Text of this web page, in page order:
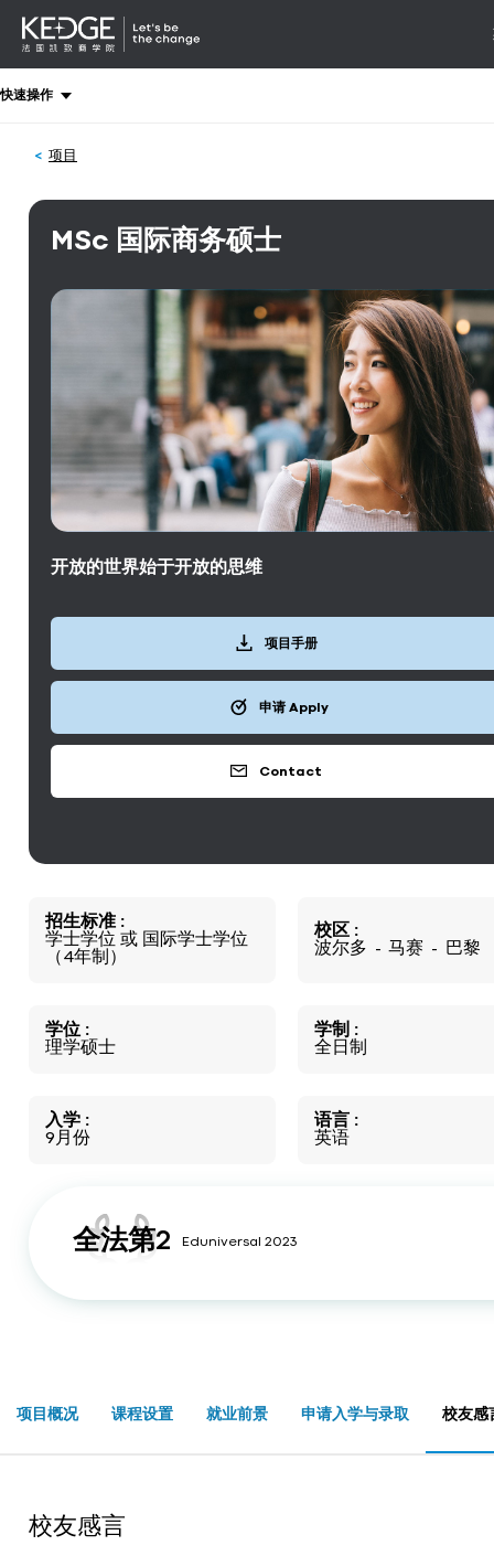
Kedge
School
快速操作
项目
MSc 国际商务硕士
开放的世界始于开放的思维
项目手册
申请 Apply
Contact
招生标准
学士学位 或 国际学士学位
（4年制）
校区
波尔多
马赛 巴黎
学位
理学硕士
学制
全日制
入学
9月份
语言
英语
全法第2 Eduniversal 2023
项目概况 课程设置 就业前景 申请入学与录取 校友感
校友感言